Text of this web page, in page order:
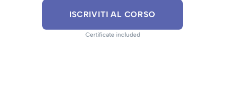
ISCRIVITI AL CORSO
Certificate included